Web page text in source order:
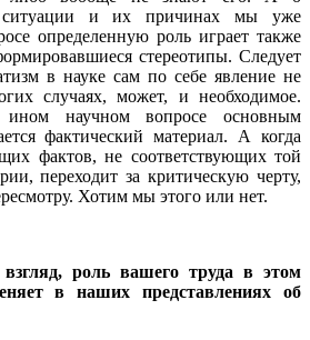
и их причинах мы уже
определенную роль играет также
стереотипы. Следует
в науке сам по себе явление не
случаях, может, и необходимое.
научном вопросе основным
фактический материал. А когда
фактов, не соответствующих той
переходит за критическую черту,
Хотим мы этого или нет.
роль вашего труда в этом
в наших представлениях об